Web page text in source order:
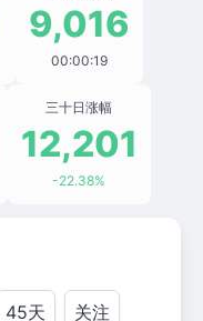
9,016
00:00:19
三十日涨幅
12,201
-22.38%
45天 关注